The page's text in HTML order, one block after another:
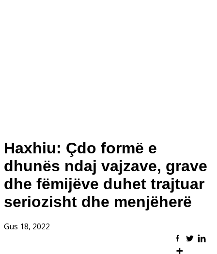
Haxhiu: Çdo formë e
dhunës ndaj vajzave, grave
dhe fëmijëve duhet trajtuar
seriozisht dhe menjëherë
Gus 18, 2022